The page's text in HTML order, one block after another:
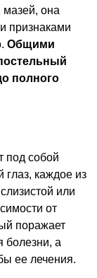
мазей, она
признаками
Общими
полного
под собой
глаз, каждое из
или
от
поражает
болезни, а
ее лечения.